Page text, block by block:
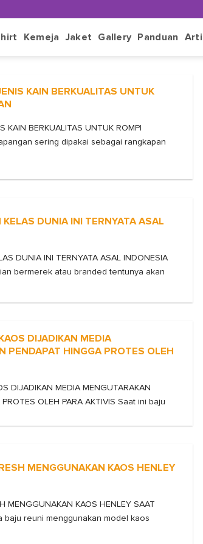
Kemeja Jaket Gallery Panduan
KAIN BERKUALITAS UNTUK
KAIN BERKUALITAS UNTUK ROMPI
sering dipakai sebagai rangkapan
KELAS DUNIA INI TERNYATA ASAL
DUNIA INI TERNYATA ASAL INDONESIA
bermerek atau branded tentunya akan
DIJADIKAN MEDIA
PENDAPAT HINGGA PROTES OLEH
DIJADIKAN MEDIA MENGUTARAKAN
OLEH PARA AKTIVIS Saat ini baju
MENGGUNAKAN KAOS HENLEY
MENGGUNAKAN KAOS HENLEY SAAT
baju reuni menggunakan model kaos